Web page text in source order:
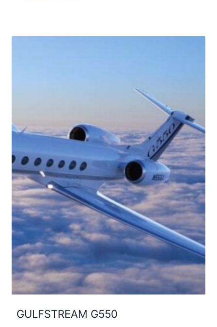
GULFSTREAM G550